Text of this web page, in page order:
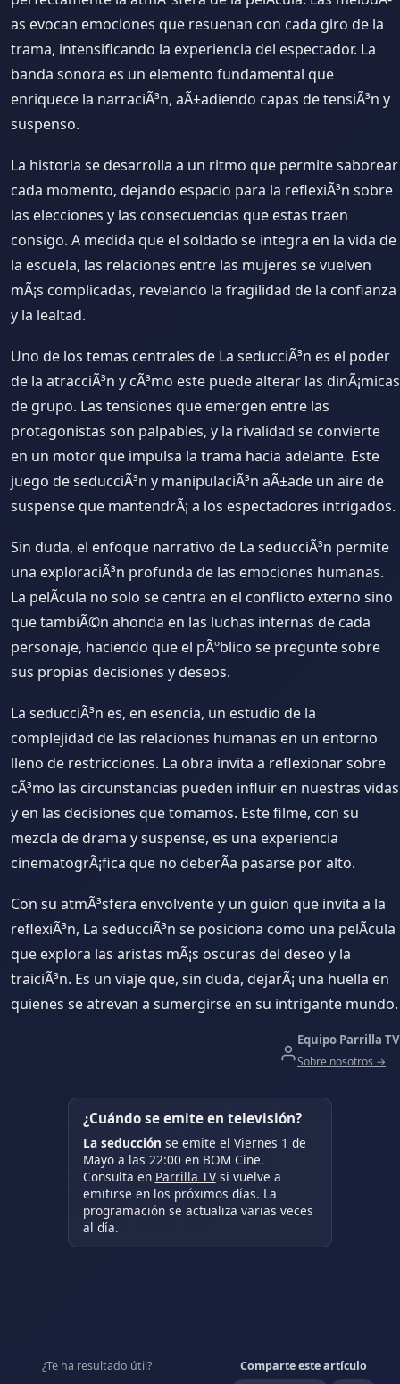
as evocan emociones que resuenan con cada giro de la
trama, intensificando la experiencia del espectador. La
banda sonora es un elemento fundamental que
enriquece la narraciÃ³n, aÃ±adiendo capas de tensiÃ³n y
suspenso.
La historia se desarrolla a un ritmo que permite saborear
cada momento, dejando espacio para la reflexiÃ³n sobre
las elecciones y las consecuencias que estas traen
consigo. A medida que el soldado se integra en la vida de
la escuela, las relaciones entre las mujeres se vuelven
mÃ¡s complicadas, revelando la fragilidad de la confianza
y la lealtad.
Uno de los temas centrales de La seducciÃ³n es el poder
de la atracciÃ³n y cÃ³mo este puede alterar las dinÃ¡micas
de grupo. Las tensiones que emergen entre las
protagonistas son palpables, y la rivalidad se convierte
en un motor que impulsa la trama hacia adelante. Este
juego de seducciÃ³n y manipulaciÃ³n aÃ±ade un aire de
suspense que mantendrÃ¡ a los espectadores intrigados.
Sin duda, el enfoque narrativo de La seducciÃ³n permite
una exploraciÃ³n profunda de las emociones humanas.
La pelÃ­cula no solo se centra en el conflicto externo sino
que tambiÃ©n ahonda en las luchas internas de cada
personaje, haciendo que el pÃºblico se pregunte sobre
sus propias decisiones y deseos.
La seducciÃ³n es, en esencia, un estudio de la
complejidad de las relaciones humanas en un entorno
lleno de restricciones. La obra invita a reflexionar sobre
cÃ³mo las circunstancias pueden influir en nuestras vidas
y en las decisiones que tomamos. Este filme, con su
mezcla de drama y suspense, es una experiencia
cinematogrÃ¡fica que no deberÃ­a pasarse por alto.
Con su atmÃ³sfera envolvente y un guion que invita a la
reflexiÃ³n, La seducciÃ³n se posiciona como una pelÃ­cula
que explora las aristas mÃ¡s oscuras del deseo y la
traiciÃ³n. Es un viaje que, sin duda, dejarÃ¡ una huella en
quienes se atrevan a sumergirse en su intrigante mundo.
Equipo Parrilla TV
Sobre nosotros →
¿Cuándo se emite en televisión?
La seducción se emite el Viernes 1 de
Mayo a las 22:00 en BOM Cine.
Consulta en Parrilla TVsi vuelve a
emitirse en los próximos días. La
programación se actualiza varias veces
al día.
¿Te ha resultado útil? Comparte este artículo